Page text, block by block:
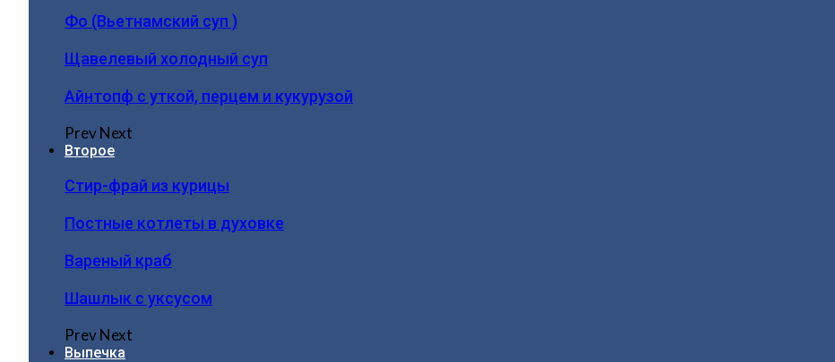
Фо (Вьетнамский суп )
Щавелевый холодный суп
Айнтопф с уткой, перцем и кукурузой
PrevNext
Второе
Стир-фрай из курицы
Постные котлеты в духовке
Вареный краб
Шашлык с уксусом
PrevNext
Выпечка